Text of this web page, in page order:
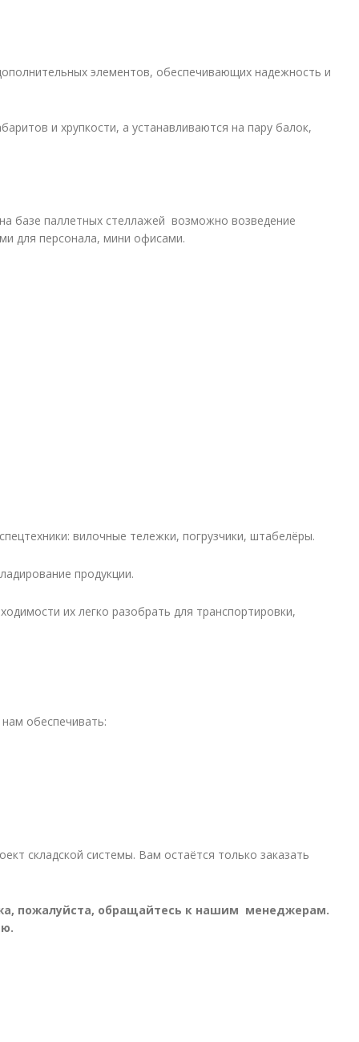
элементов, обеспечивающих надежность и
и хрупкости, а устанавливаются на пару балок,
базе паллетных стеллажей возможно возведение
для персонала, мини офисами.
вилочные тележки, погрузчики, штабелёры.
продукции.
их легко разобрать для транспортировки,
обеспечивать:
складской системы. Вам остаётся только заказать
пожалуйста, обращайтесь к нашим менеджерам.